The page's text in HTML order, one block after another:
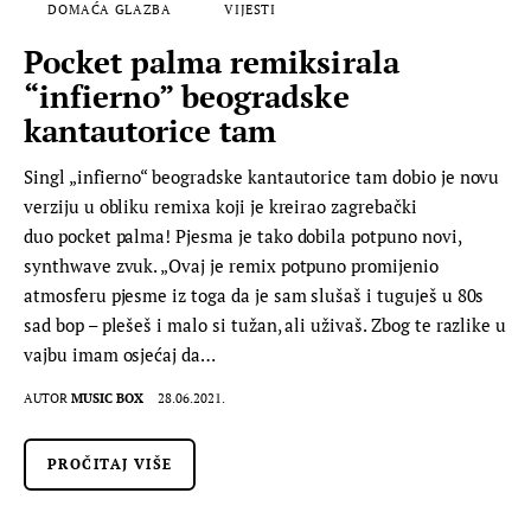
DOMAĆA GLAZBA VIJESTI
Pocket palma remiksirala
“infierno” beogradske
kantautorice tam
Singl „infierno“ beogradske kantautorice tam dobio je novu
verziju u obliku remixa koji je kreirao zagrebački
duo pocket palma! Pjesma je tako dobila potpuno novi,
synthwave zvuk. „Ovaj je remix potpuno promijenio
atmosferu pjesme iz toga da je sam slušaš i tuguješ u 80s
sad bop – plešeš i malo si tužan, ali uživaš. Zbog te razlike u
vajbu imam osjećaj da…
AUTOR MUSIC BOX 28.06.2021.
PROČITAJ VIŠE